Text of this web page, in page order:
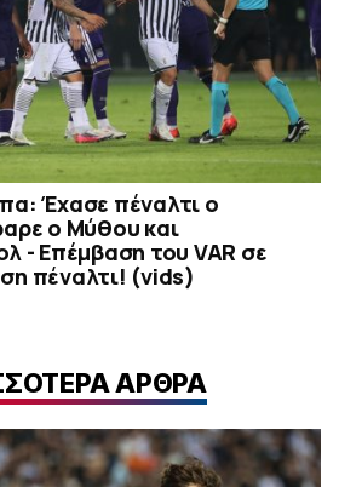
Έχασε πέναλτι ο
ο Μύθου και
- Επέμβαση του VAR σε
πέναλτι! (vids)
ΑΡΘΡΑ